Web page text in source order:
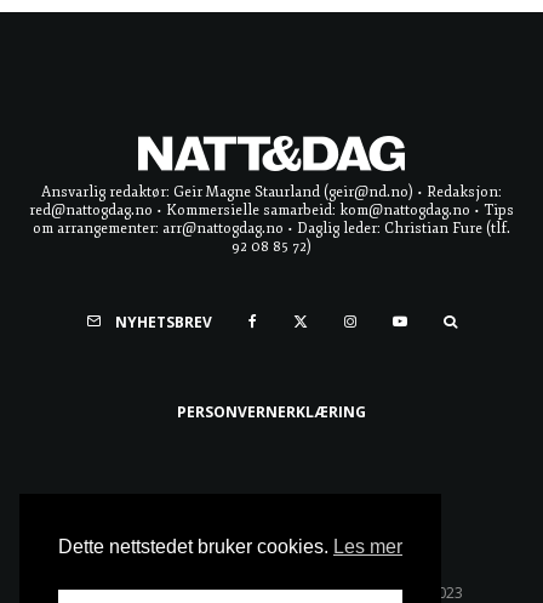
Ansvarlig redaktør: Geir Magne Staurland (geir@nd.no) • Redaksjon:
red@nattogdag.no • Kommersielle samarbeid: kom@nattogdag.no • Tips
om arrangementer: arr@nattogdag.no • Daglig leder: Christian Fure (tlf.
92 08 85 72)
NYHETSBREV
PERSONVERNERKLÆRING
Alle rettigheter reservert • Copyright © Natt & Dag 2023
Dette nettstedet bruker cookies. Les mer